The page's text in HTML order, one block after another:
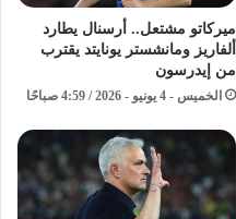
ميركاتو مشتعل.. أرسنال يطارد
ألفاريز ومانشستر يونايتد يقترب
من إيدرسون
الخميس - 4 يونيو - 2026 / 4:59 صباحًا